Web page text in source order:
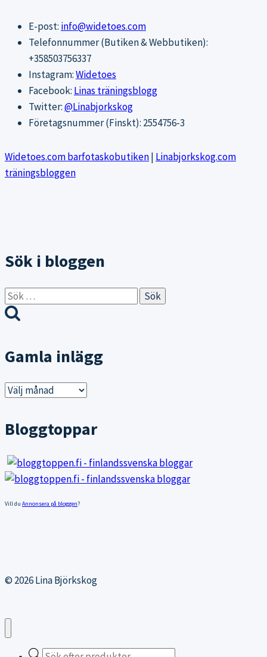
E-post: info@widetoes.com
Telefonnummer (Butiken & Webbutiken):
+358503756337
Instagram:Widetoes
Facebook: Linas träningsblogg
Twitter:@Linabjorkskog
Företagsnummer (Finskt): 2554756-3
Widetoes.com barfotaskobutiken| Linabjorkskog.com
träningsbloggen
Sök i bloggen
Sök
efter:
Gamla inlägg
Gamla
Bloggtoppar
Vill du Annonsera på bloggen?
© 2026 Lina Björkskog
Products